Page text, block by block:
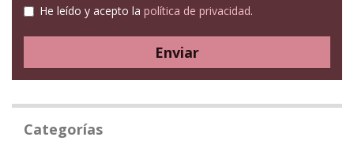
He leído y acepto la política de privacidad.
Enviar
Categorías